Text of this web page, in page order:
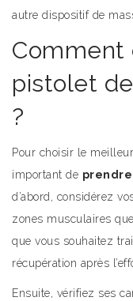
autre dispositif de
Comment
pistolet
?
Pour choisir le
important de
d’abord, considérez
zones musculaires
que vous souhaitez
récupération après
Ensuite, vérifiez ses